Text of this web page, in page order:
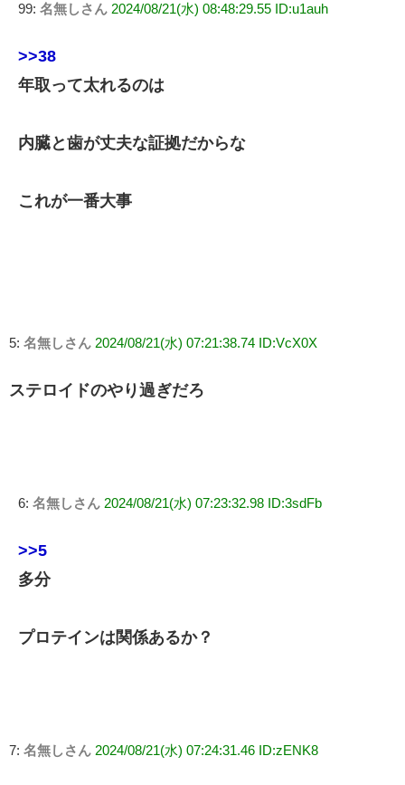
99: 名無しさん 2024/08/21(水) 08:48:29.55 ID:u1auh
>>38
年取って太れるのは
内臓と歯が丈夫な証拠だからな
これが一番大事
5: 名無しさん 2024/08/21(水) 07:21:38.74 ID:VcX0X
ステロイドのやり過ぎだろ
6: 名無しさん 2024/08/21(水) 07:23:32.98 ID:3sdFb
>>5
多分
プロテインは関係あるか？
7: 名無しさん 2024/08/21(水) 07:24:31.46 ID:zENK8